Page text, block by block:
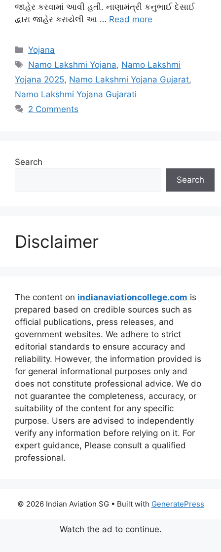
જાહેર કરવામાં આવી હતી. નાણામંત્રી કનુભાઈ દેસાઈ
દ્વારા જાહેર કરાયેલી આ … Read more
Categories
Yojana
Tags
Namo Lakshmi Yojana, Namo Lakshmi
Yojana 2025, Namo Lakshmi Yojana Gujarat,
Namo Lakshmi Yojana Gujarati
2 Comments
Search
Search
Disclaimer
The content on indianaviationcollege.com is
prepared based on credible sources such as
official publications, press releases, and
government websites. We adhere to strict
editorial standards to ensure accuracy and
reliability. However, the information provided is
for general informational purposes only and
does not constitute professional advice. We do
not guarantee the completeness, accuracy, or
suitability of the content for any specific
purpose. Users are advised to independently
verify any information before relying on it. For
expert guidance, Please consult a qualified
professional.
© 2026 Indian Aviation SG• Built with GeneratePress
Watch the ad to continue.